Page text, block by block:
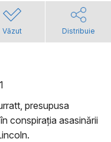
Văzut Distribuie
presupusa
conspirația asasinării